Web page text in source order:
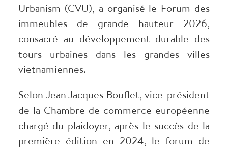
Urbanism (CVU), a organisé le Forum des
immeubles de grande hauteur 2026,
consacré au développement durable des
tours urbaines dans les grandes villes
vietnamiennes.
Selon Jean Jacques Bouflet, vice-président
de la Chambre de commerce européenne
chargé du plaidoyer, après le succès de la
première édition en 2024, le forum de